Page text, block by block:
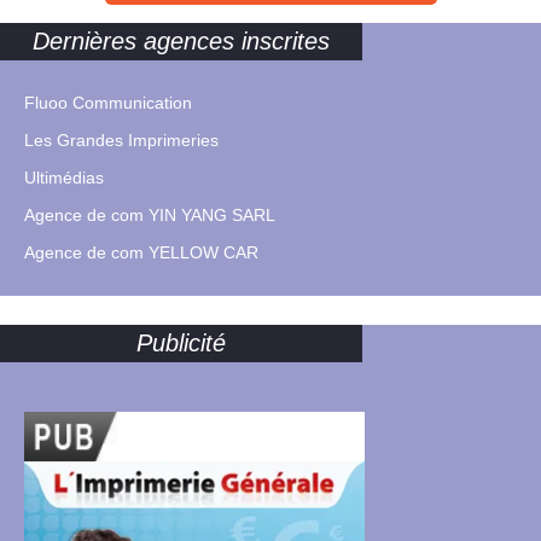
Dernières agences inscrites
Fluoo Communication
Les Grandes Imprimeries
Ultimédias
Agence de com YIN YANG SARL
Agence de com YELLOW CAR
Publicité